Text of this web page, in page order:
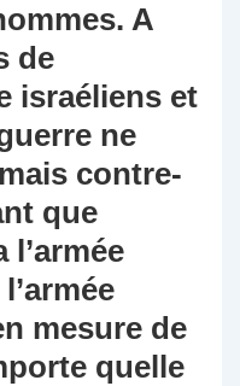
A
de
israéliens et
ne
contre-
que
mesure de
quelle